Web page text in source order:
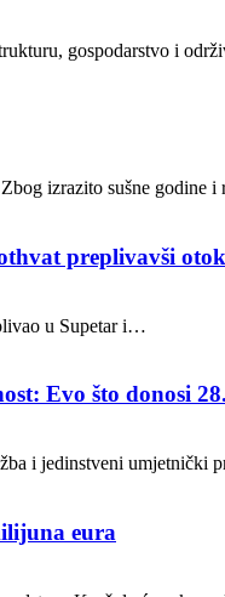
gospodarstvo i
izrazito sušne godine
preplivavši
u Supetar i…
Evo što donosi
i jedinstveni umjetnički
eura